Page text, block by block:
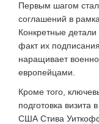
Первым шагом
соглашений в
Конкретные
факт их
наращивает
европейцами.
Кроме того,
подготовка визита
США Стива